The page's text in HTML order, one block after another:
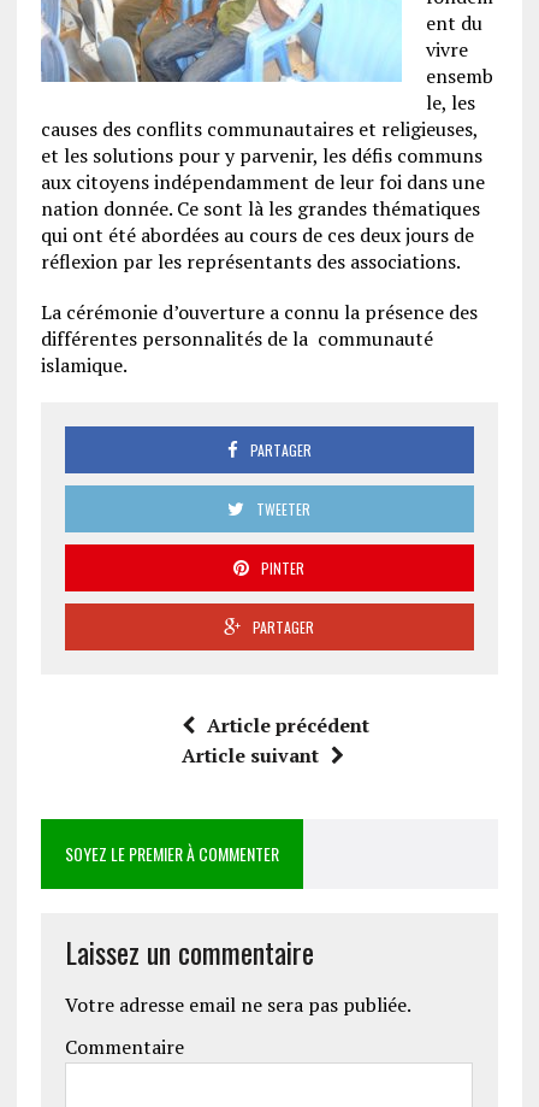
ent du
vivre
ensemb
le, les
causes des conflits communautaires et religieuses,
et les solutions pour y parvenir, les défis communs
aux citoyens indépendamment de leur foi dans une
nation donnée. Ce sont là les grandes thématiques
qui ont été abordées au cours de ces deux jours de
réflexion par les représentants des associations.
La cérémonie d’ouverture a connu la présence des
différentes personnalités de la communauté
islamique.
PARTAGER
TWEETER
PINTER
PARTAGER
Article précédent
Article suivant
SOYEZ LE PREMIER À COMMENTER
Laissez un commentaire
Votre adresse email ne sera pas publiée.
Commentaire